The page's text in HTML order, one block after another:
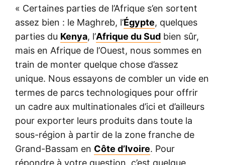
« Certaines parties de l’Afrique s’en sortent
assez bien : le Maghreb, l’Égypte, quelques
parties du Kenya, l’Afrique du Sud bien sûr,
mais en Afrique de l’Ouest, nous sommes en
train de monter quelque chose d’assez
unique. Nous essayons de combler un vide en
termes de parcs technologiques pour offrir
un cadre aux multinationales d’ici et d’ailleurs
pour exporter leurs produits dans toute la
sous-région à partir de la zone franche de
Grand-Bassam en Côte d’Ivoire. Pour